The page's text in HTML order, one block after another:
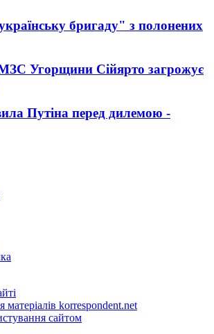
бригаду" з полонених
Угорщини Сійярто загрожує
Путіна перед дилемою -
матеріалів korrespondent.net
сайтом